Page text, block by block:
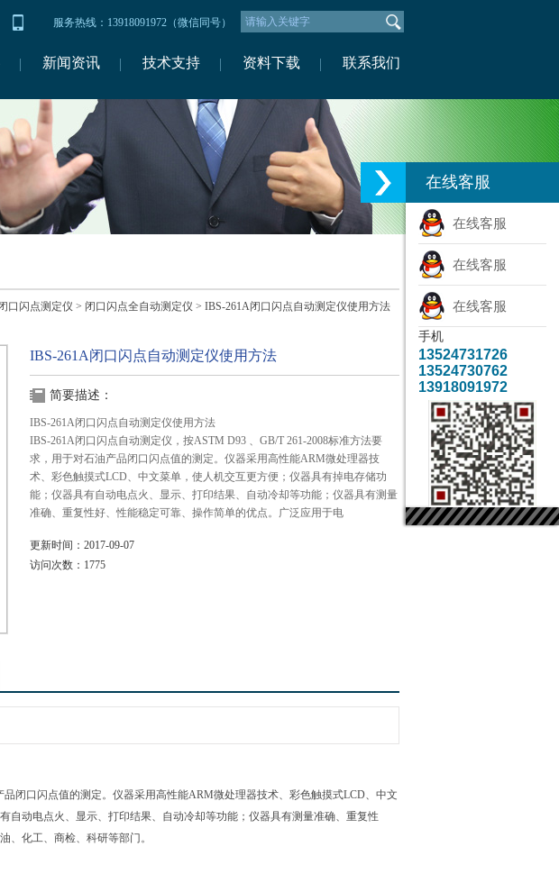
服务热线：13918091972（微信同号）
新闻资讯 技术支持 资料下载 联系我们
口闪点测定仪 > 闭口闪点全自动测定仪 > IBS-261A闭口闪点自动测定仪使用方法
IBS-261A闭口闪点自动测定仪使用方法
简要描述：
IBS-261A闭口闪点自动测定仪使用方法
IBS-261A闭口闪点自动测定仪，按ASTM D93 、GB/T 261-2008标准方法要
求，用于对石油产品闭口闪点值的测定。仪器采用高性能ARM微处理器技
术、彩色触摸式LCD、中文菜单，使人机交互更方便；仪器具有掉电存储功
能；仪器具有自动电点火、显示、打印结果、自动冷却等功能；仪器具有测量
准确、重复性好、性能稳定可靠、操作简单的优点。广泛应用于电
更新时间： 2017-09-07
访问次数： 1775
闭口闪点值的测定。仪器采用高性能ARM微处理器技术、彩色触摸式LCD、中文
自动电点火、显示、打印结果、自动冷却等功能；仪器具有测量准确、重复性
、化工、商检、科研等部门。
在线客服
在线客服
在线客服
在线客服
手机
13524731726
13524730762
13918091972